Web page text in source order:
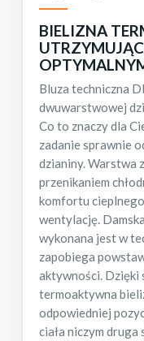
BIELIZNA
Bluza techniczna
dwuwarstwowej
Co to znaczy dla
zadanie sprawnie
dzianiny. Warstwa
przenikaniem
komfortu
wentylację.
wykonana jest w
zapobiega
aktywności. Dzięki
termoaktywna
odpowiedniej
ciała niczym